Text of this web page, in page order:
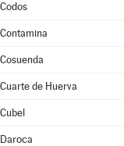
Codos
Contamina
Cosuenda
Cuarte de Huerva
Cubel
Daroca